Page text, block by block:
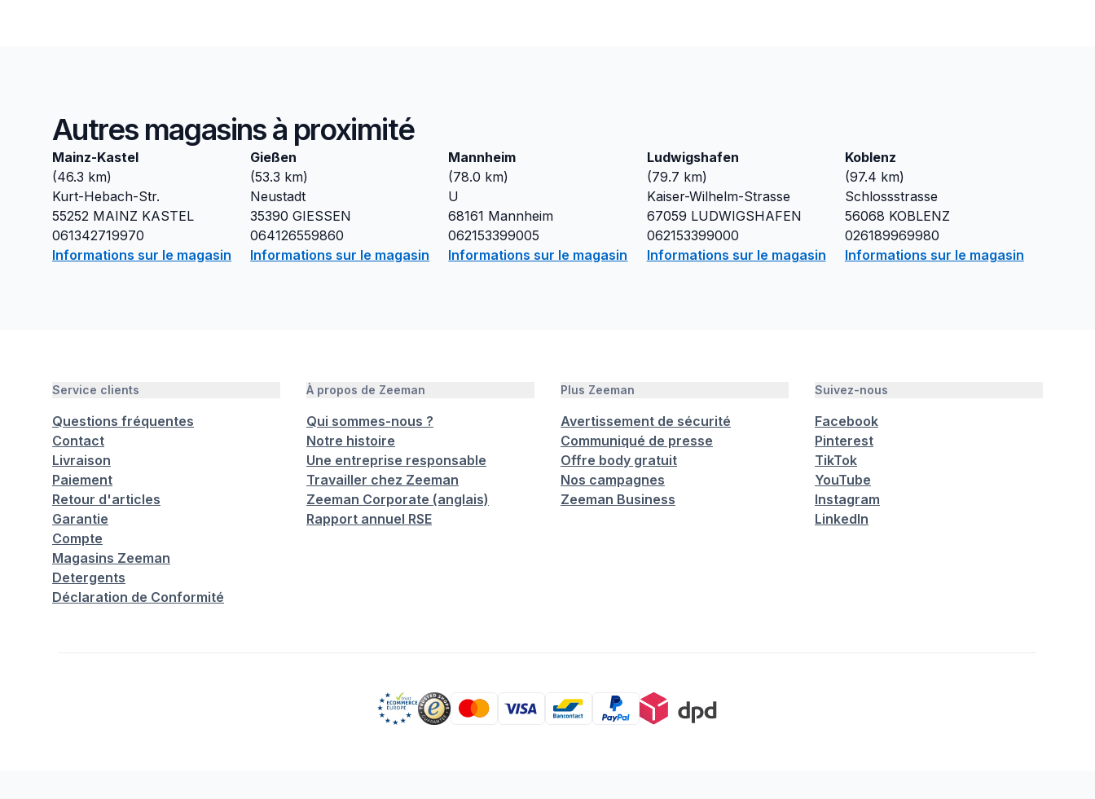
Autres magasins à proximité
Mainz-Kastel
(46.3 km)
Kurt-Hebach-Str.
55252 MAINZ KASTEL
061342719970
Informations sur le magasin
Gießen
(53.3 km)
Neustadt
35390 GIESSEN
064126559860
Informations sur le magasin
Mannheim
(78.0 km)
U
68161 Mannheim
062153399005
Informations sur le magasin
Ludwigshafen
(79.7 km)
Kaiser-Wilhelm-Strasse
67059 LUDWIGSHAFEN
062153399000
Informations sur le magasin
Koblenz
(97.4 km)
Schlossstrasse
56068 KOBLENZ
026189969980
Informations sur le magasin
Service clients
Questions fréquentes
Contact
Livraison
Paiement
Retour d'articles
Garantie
Compte
Magasins Zeeman
Detergents
Déclaration de Conformité
À propos de Zeeman
Qui sommes-nous ?
Notre histoire
Une entreprise responsable
Travailler chez Zeeman
Zeeman Corporate (anglais)
Rapport annuel RSE
Plus Zeeman
Avertissement de sécurité
Communiqué de presse
Offre body gratuit
Nos campagnes
Zeeman Business
Suivez-nous
Facebook
Pinterest
TikTok
YouTube
Instagram
LinkedIn